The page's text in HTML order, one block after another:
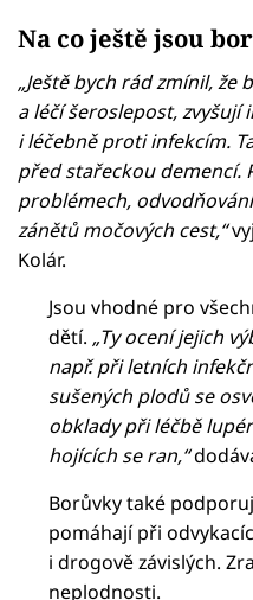
Na co ještě jsou
„Ještě bych rád zmínil,
a léčí šeroslepost,
i léčebně proti infekcím.
před stařeckou demencí.
problémech,
zánětů močových cest,“
Kolár.
Jsou vhodné pro
dětí. „Ty ocení jejich
např. při letních
sušených plodů se
obklady při léčbě
hojících se ran,“
Borůvky také
pomáhají při
i drogově závislých.
neplodnosti.